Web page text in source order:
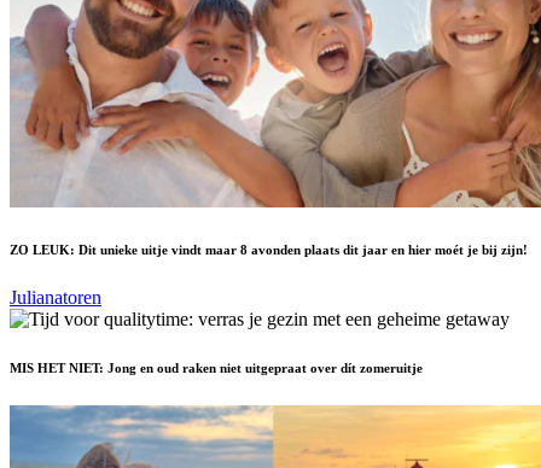
ZO LEUK: Dit unieke uitje vindt maar 8 avonden plaats dit jaar en hier moét je bij zijn!
Julianatoren
MIS HET NIET: Jong en oud raken niet uitgepraat over dít zomeruitje